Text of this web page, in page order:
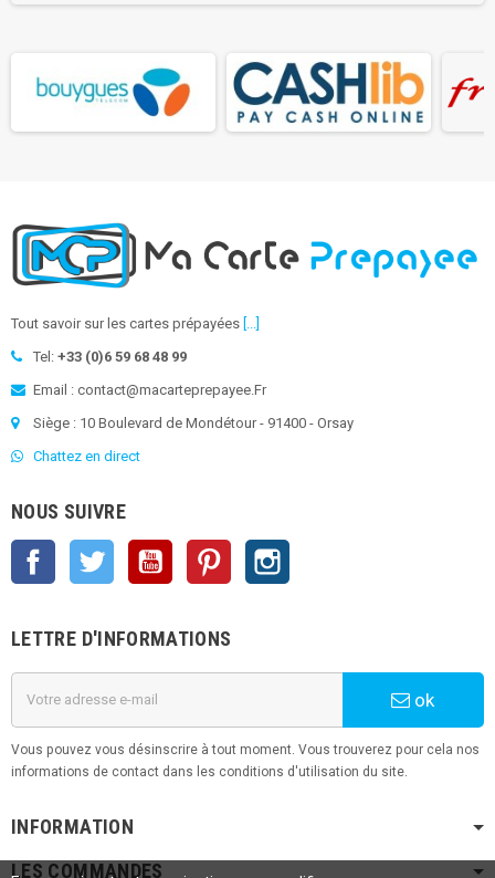
Tout savoir sur les cartes prépayées [...]
Tel: +33 (0)6 59 68 48 99
Email : contact@macarteprepayee.Fr
Siège : 10 Boulevard de Mondétour - 91400 - Orsay
Chattez en direct
NOUS SUIVRE
Facebook Twitter YouTube Pinterest
LETTRE D'INFORMATIONS
ok
Vous pouvez vous désinscrire à tout moment. Vous trouverez pour cela nos
informations de contact dans les conditions d'utilisation du site.
INFORMATION
LES COMMANDES